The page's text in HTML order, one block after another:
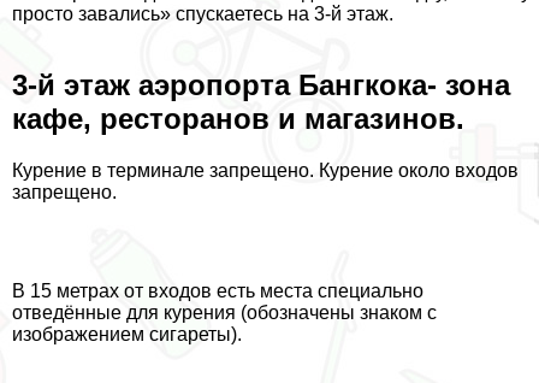
просто завались» спускаетесь на 3-й этаж.
3-й этаж аэропорта Бангкока- зона
кафе, ресторанов и магазинов.
Курение в терминале запрещено. Курение около входов
запрещено.
В 15 метрах от входов есть места специально
отведённые для курения (обозначены знаком с
изображением сигареты).